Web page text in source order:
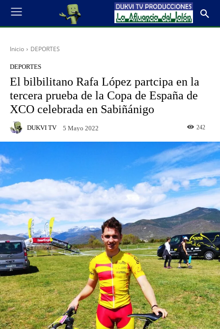
Inicio DEPORTES
DEPORTES
El bilbilitano Rafa López partcipa en la
tercera prueba de la Copa de España de
XCO celebrada en Sabiñánigo
DUKVI TV 5 Mayo 2022 242